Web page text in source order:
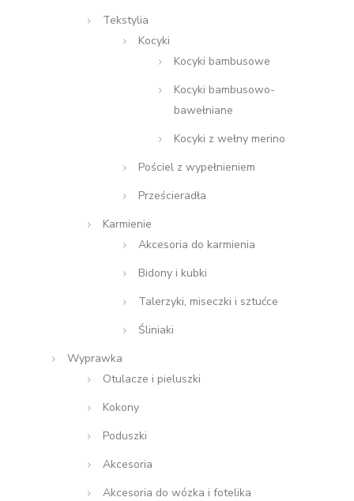
Tekstylia
Kocyki
Kocyki bambusowe
Kocyki bambusowo-
bawełniane
Kocyki z wełny merino
Pościel z wypełnieniem
Prześcieradła
Karmienie
Akcesoria do karmienia
Bidony i kubki
Talerzyki, miseczki i sztućce
Śliniaki
Wyprawka
Otulacze i pieluszki
Kokony
Poduszki
Akcesoria
Akcesoria do wózka i fotelika